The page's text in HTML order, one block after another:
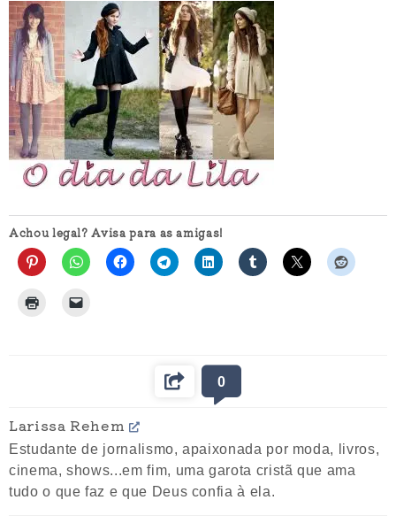
Achou legal? Avisa para as amigas!
0
Larissa Rehem
Estudante de jornalismo, apaixonada por moda, livros,
cinema, shows...em fim, uma garota cristã que ama
tudo o que faz e que Deus confia à ela.